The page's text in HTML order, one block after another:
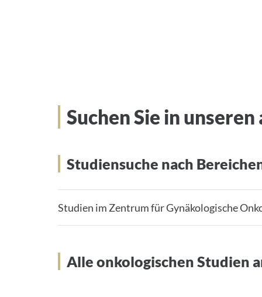
Suchen Sie in
Studiensuche nach
Studien im Zentrum für Gynäkologische
Alle onkologischen Studien